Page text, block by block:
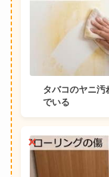
タバコのヤニ汚
でいる